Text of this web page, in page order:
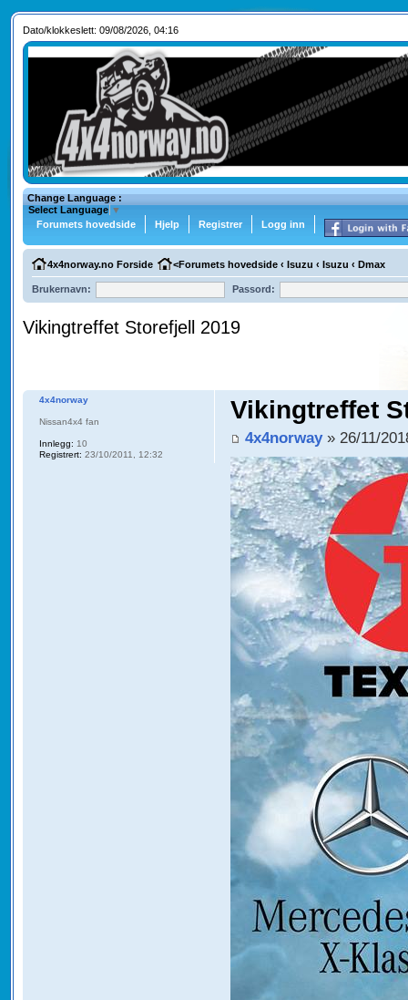
Dato/klokkeslett: 09/08/2026, 04:16
Change Language :
Select Language ▼
Forumets hovedside
Hjelp Registrer Logg inn
4x4norway.no Forside <Forumets hovedside ‹ Isuzu ‹ Isuzu ‹ Dmax
Brukernavn: Passord:
Vikingtreffet Storefjell 2019
Vikingtreffet
4x4norway» 26/11/
4x4norway
Nissan4x4 fan
Innlegg: 10
Registrert: 23/10/2011, 12:32